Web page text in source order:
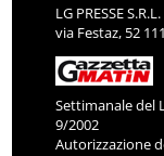
LG PRESSE S.R.L.
via Festaz, 52
Settimanale del
9/2002
Autorizzazione